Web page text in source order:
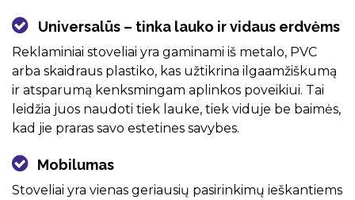
Universalūs – tinka lauko ir vidaus erdvėms
Reklaminiai stoveliai yra gaminami iš metalo, PVC
arba skaidraus plastiko, kas užtikrina ilgaamžiškumą
ir atsparumą kenksmingam aplinkos poveikiui. Tai
leidžia juos naudoti tiek lauke, tiek viduje be baimės,
kad jie praras savo estetines savybes.
Mobilumas
Stoveliai yra vienas geriausių pasirinkimų ieškantiems